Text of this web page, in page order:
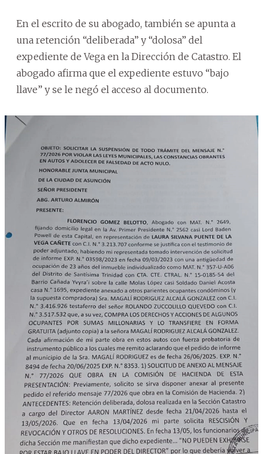
En el escrito de su abogado, también se apunta a
una retención “deliberada” y “dolosa” del
expediente de Vega en la Dirección de Catastro. El
abogado afirma que el expediente estuvo “bajo
llave” y se le negó el acceso al documento.